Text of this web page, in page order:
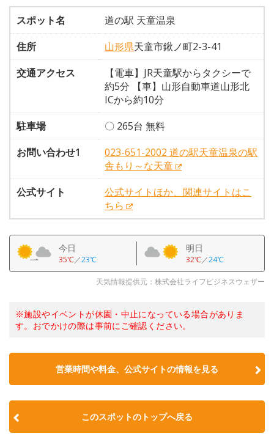
スポット名
道の駅 天童温泉
住所
山形県天童市鍬ノ町2-3-41
交通アクセス
【電車】JR天童駅からタクシーで
約5分 【車】山形自動車道山形北
ICから約10分
駐車場
〇 265台 無料
お問い合わせ1
023-651-2002 道の駅天童温泉の駅
舎もり～な天童
公式サイト
公式サイトほか、関連サイトはこ
ちら
今日
35℃／23℃
明日
32℃／24℃
天気情報提供元：株式会社ライフビジネスウェザー
※施設やイベントが休園・中止になっている場合がありま
す。おでかけの際は事前にご確認ください。
営業時間や料金、公式サイトの情報を見る
このスポットのトップへ戻る